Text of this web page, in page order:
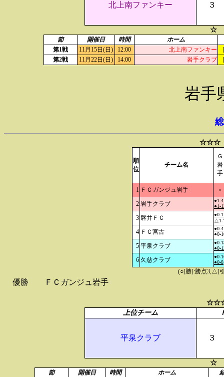
北上南ファンキー ３
☆
節 開催日 時間
ホーム
第1戦
11月15日(日) 12:00 北上南ファンキー
第2戦
11月22日(日) 14:00 岩手クラブ
岩手
☆☆☆
順
位
チーム名
Ｇ
岩
手
1 ＦＣガンジュ岩手 ×
2 岩手クラブ
●1-4
●1-
3 磐井ＦＣ
●0-
△1-
4 ＦＣ宮古
●0-4
●0-
5 平泉クラブ
●0-
●0-
6 久慈クラブ
●0-
●0-8
(○[勝]:勝点3,△[
優勝 ＦＣガンジュ岩手
上位チーム
平泉クラブ ３
☆
節 開催日 時間 ホーム